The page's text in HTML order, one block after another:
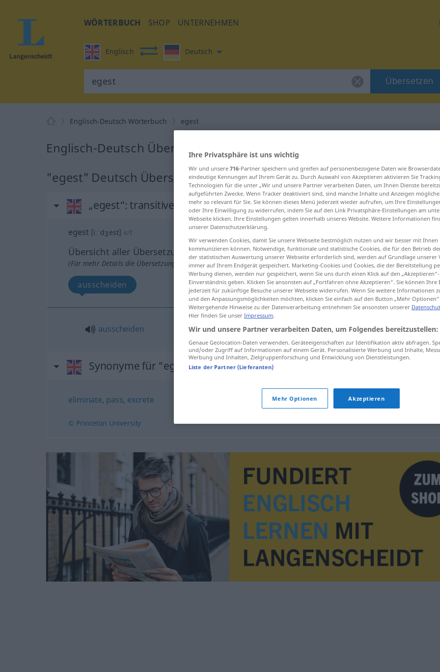
WÖRTERBUCH SHOP UNTERNEHMEN
Englisch Deutsch
Übersetzen
Englisch-Deutsch Wörterbuch egest
Englisch-Deutsch Übersetzung für "egest"
"egest" Deutsch Übersetzung
„egest“: transitive verb
egest [iːˈdʒest] v/t
Übersicht aller Übersetzungen
(Für mehr Details die Übersetzung anklicken/antippen)
ausscheiden
ausscheiden egest MED
Synonyme für "egest"
eliminate, pass, excrete
© Princeton University
Ihre Privatsphäre ist uns wichtig
Wir und unsere 716-Partner speichern und greifen auf personenbezogene Daten wie
eindeutige Kennungen auf Ihrem Gerät zu. Durch Auswahl von Akzeptieren aktivieren Sie
Technologien für die unter „Wir und unsere Partner verarbeiten Daten, um Ihnen Dienste
aufgeführten Zwecke. Wenn Tracker deaktiviert sind, sind manche Inhalte und Anzeigen
mehr so relevant für Sie. Sie können dieses Menü jederzeit wieder aufrufen, um Ihre
oder Ihre Einwilligung zu widerrufen, indem Sie auf den Link Privatsphäre-Einstellungen am
Webseite klicken. Ihre Einstellungen gelten innerhalb unseres Website. Weitere Informationen
unserer Datenschutzerklärung.
Wir verwenden Cookies, damit Sie unsere Webseite bestmöglich nutzen und wir besser mit Ihnen
kommunizieren können. Notwendige, funktionale und statistische Cookies, die für den Betrieb
der statistischen Auswertung unserer Webseite erforderlich sind, werden auf Grundlage unserer
immer auf Ihrem Endgerät gespeichert. Marketing-Cookies und Cookies, die der Bereitstellung
Werbung dienen, werden nur gespeichert, wenn Sie uns durch einen Klick auf den
Einverständnis geben. Klicken Sie ansonsten auf „Fortfahren ohne Akzeptieren“. Sie können
jederzeit für zukünftige Besuche unserer Webseite widerrufen. Wenn Sie weitere Informationen
und den Anpassungsmöglichkeiten möchten, klicken Sie einfach auf den Button „Mehr
Weitergehende Hinweise zu der Datenverarbeitung entnehmen Sie ansonsten unserer
Hier finden Sie unser Impressum.
Wir und unsere Partner verarbeiten Daten, um Folgendes bereitzustellen:
Genaue Geolocation-Daten verwenden. Geräteeigenschaften zur Identifikation aktiv abfragen.
und/oder Zugriff auf Informationen auf einem Gerät. Personalisierte Werbung und Inhalte,
Werbung und Inhalten, Zielgruppenforschung und Entwicklung von Dienstleistungen.
Liste der Partner (Lieferanten)
Mehr Optionen Akzeptieren